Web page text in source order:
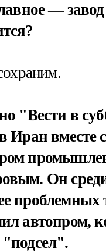
— завод
"Вести в
Иран вместе с
Он
проблемных
автопром,